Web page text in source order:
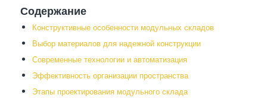
Содержание
Конструктивные особенности модульных складов
Выбор материалов для надежной конструкции
Современные технологии и автоматизация
Эффективность организации пространства
Этапы проектирования модульного склада